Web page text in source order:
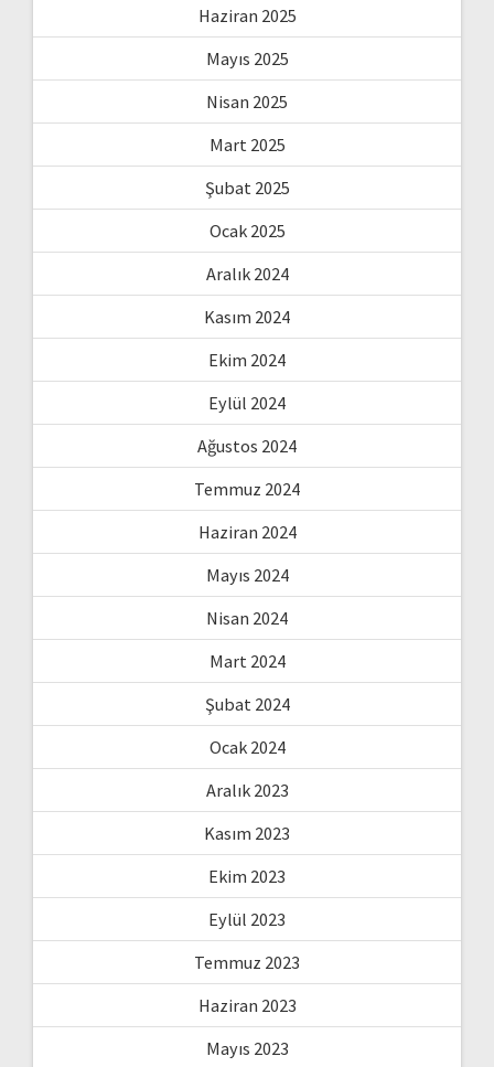
Haziran 2025
Mayıs 2025
Nisan 2025
Mart 2025
Şubat 2025
Ocak 2025
Aralık 2024
Kasım 2024
Ekim 2024
Eylül 2024
Ağustos 2024
Temmuz 2024
Haziran 2024
Mayıs 2024
Nisan 2024
Mart 2024
Şubat 2024
Ocak 2024
Aralık 2023
Kasım 2023
Ekim 2023
Eylül 2023
Temmuz 2023
Haziran 2023
Mayıs 2023